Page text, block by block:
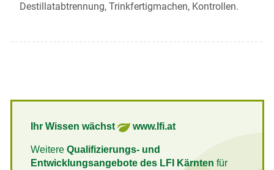
Destillatabtrennung, Trinkfertigmachen, Kontrollen.
Ihr Wissen wächst www.lfi.at
Weitere Qualifizierungs- und
Entwicklungsangebote des LFI Kärnten für